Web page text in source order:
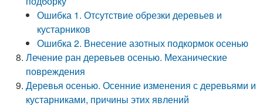
Ошибка 1. Отсутствие обрезки деревьев и
кустарников
Ошибка 2. Внесение азотных подкормок осенью
Лечение ран деревьев осенью. Механические
повреждения
Деревья осенью. Осенние изменения с деревьями и
кустарниками, причины этих явлений